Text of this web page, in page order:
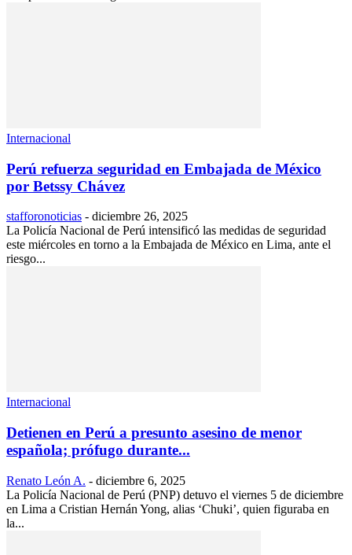
Internacional
Perú refuerza seguridad en Embajada de México
por Betssy Chávez
stafforonoticias - diciembre 26, 2025
La Policía Nacional de Perú intensificó las medidas de seguridad
este miércoles en torno a la Embajada de México en Lima, ante el
riesgo...
Internacional
Detienen en Perú a presunto asesino de menor
española; prófugo durante...
Renato León A. - diciembre 6, 2025
La Policía Nacional de Perú (PNP) detuvo el viernes 5 de diciembre
en Lima a Cristian Hernán Yong, alias ‘Chuki’, quien figuraba en
la...